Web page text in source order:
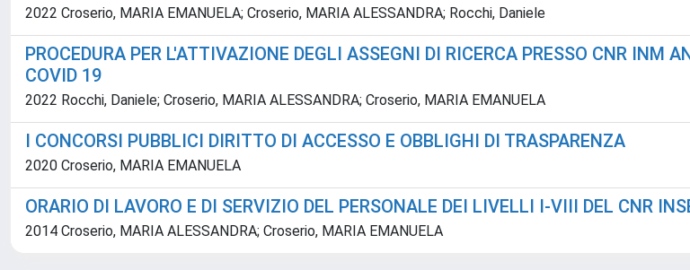
2022 Croserio, MARIA EMANUELA; Croserio, MARIA ALESSANDRA; Rocchi, Daniele
PROCEDURA PER L'ATTIVAZIONE DEGLI ASSEGNI DI RICERCA PRESSO CNR INM
COVID 19
2022 Rocchi, Daniele; Croserio, MARIA ALESSANDRA; Croserio, MARIA EMANUELA
I CONCORSI PUBBLICI DIRITTO DI ACCESSO E OBBLIGHI DI TRASPARENZA
2020 Croserio, MARIA EMANUELA
ORARIO DI LAVORO E DI SERVIZIO DEL PERSONALE DEI LIVELLI I-VIII DEL CNR
2014 Croserio, MARIA ALESSANDRA; Croserio, MARIA EMANUELA